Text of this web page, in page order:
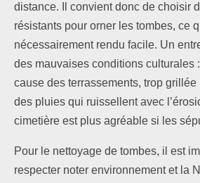
distance. Il convient donc de choisir
résistants pour orner les tombes, ce
nécessairement rendu facile. Un
des mauvaises conditions culturales
cause des terrassements, trop
des pluies qui ruissellent avec
cimetière est plus agréable si les
Pour le nettoyage de tombes, il est
respecter noter environnement et la